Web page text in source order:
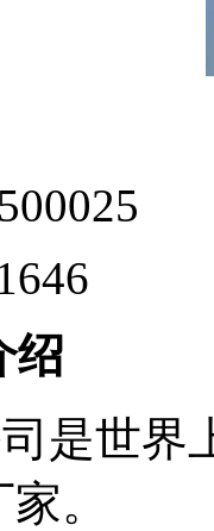
绍
是世界
。